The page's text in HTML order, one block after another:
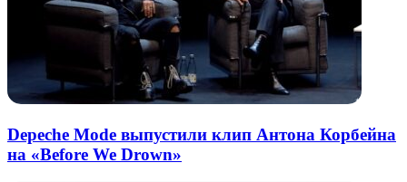
Depeche Mode выпустили клип Антона Корбейна
на «Before We Drown»